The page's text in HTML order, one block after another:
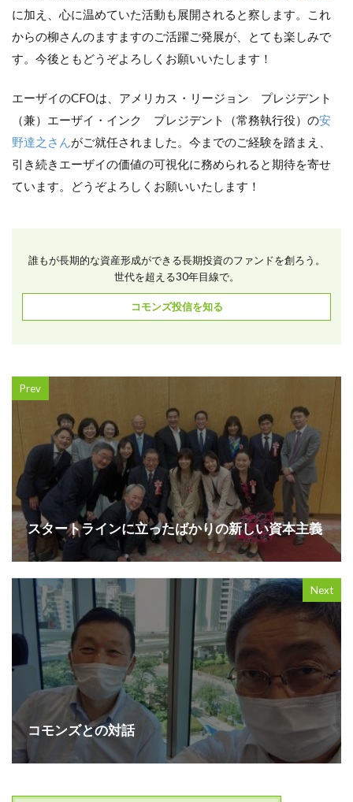
に加え、心に温めていた活動も展開されると察します。これ
からの柳さんのますますのご活躍ご発展が、とても楽しみで
す。今後ともどうぞよろしくお願いいたします！
エーザイのCFOは、アメリカス・リージョン プレジデント
（兼）エーザイ・インク プレジデント（常務執行役）の安
野達之さんがご就任されました。今までのご経験を踏まえ、
引き続きエーザイの価値の可視化に務められると期待を寄せ
ています。どうぞよろしくお願いいたします！
誰もが長期的な資産形成ができる長期投資のファンドを創ろう。
世代を超える30年目線で。
コモンズ投信を知る
Prev
スタートラインに立ったばかりの新しい資本主義
Next
コモンズとの対話